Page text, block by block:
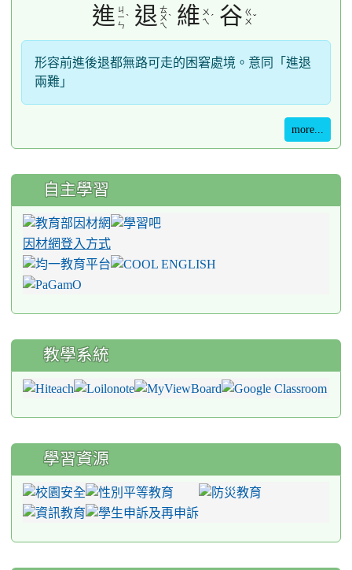
進 ㄐ
ㄧ
ㄣ
ˋ 退 ㄊ
ㄨ
ㄟ
ˋ 維 ㄨ
ㄟ ˊ 谷 ㄍ
ㄨˇ
形容前進後退都無路可走的困窘處境。意同「進退
兩難」
more...
自主學習
因材網登入方式
教學系統
學習資源